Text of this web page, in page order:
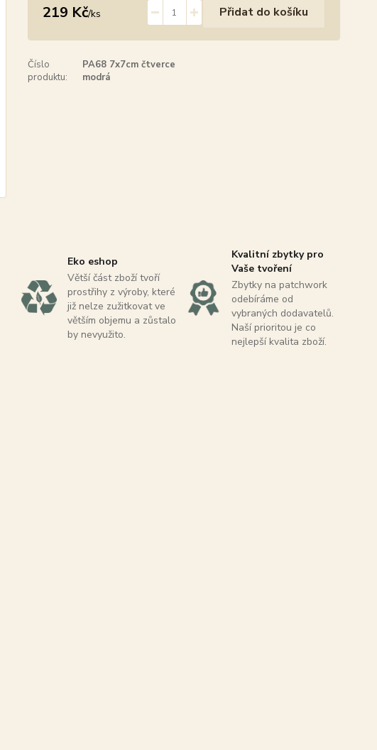
219 Kč/ks Přidat do košíku
Číslo
produktu:
PA68 7x7cm čtverce
modrá
Eko eshop
Větší část zboží tvoří
prostřihy z výroby, které
již nelze zužitkovat ve
větším objemu a zůstalo
by nevyužito.
Kvalitní zbytky pro
Vaše tvoření
Zbytky na patchwork
odebíráme od
vybraných dodavatelů.
Naší prioritou je co
nejlepší kvalita zboží.